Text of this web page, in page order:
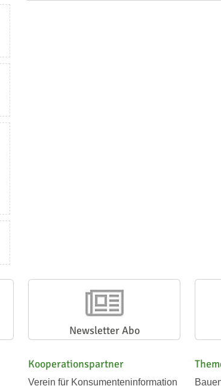
Newsletter Abo
Kooperationspartner
Verein für Konsumenteninformation